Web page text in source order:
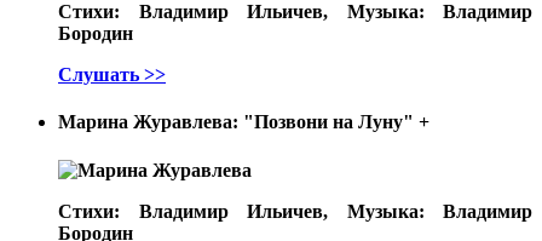
Стихи: Владимир Ильичев, Музыка: Владимир
Бородин
Слушать >>
Марина Журавлева: "Позвони на Луну" +
Стихи: Владимир Ильичев, Музыка: Владимир
Бородин